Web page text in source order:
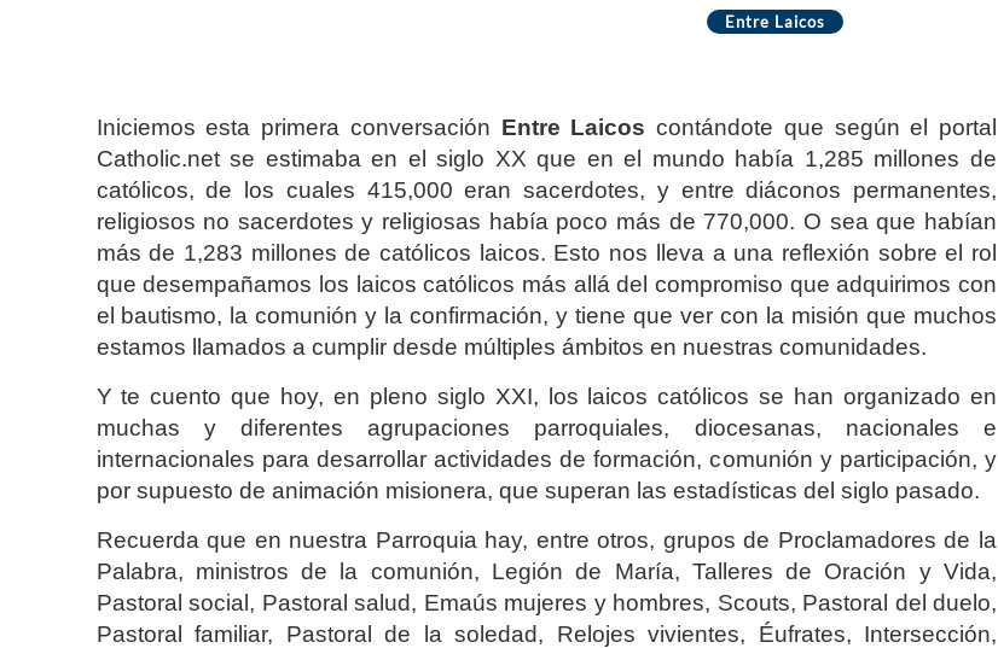
Entre Laicos
Iniciemos esta primera conversación Entre Laicos contándote que según el portal
Catholic.net se estimaba en el siglo XX que en el mundo había 1,285 millones de
católicos, de los cuales 415,000 eran sacerdotes, y entre diáconos permanentes,
religiosos no sacerdotes y religiosas había poco más de 770,000. O sea que habían
más de 1,283 millones de católicos laicos. Esto nos lleva a una reflexión sobre el rol
que desempañamos los laicos católicos más allá del compromiso que adquirimos con
el bautismo, la comunión y la confirmación, y tiene que ver con la misión que muchos
estamos llamados a cumplir desde múltiples ámbitos en nuestras comunidades.
Y te cuento que hoy, en pleno siglo XXI, los laicos católicos se han organizado en
muchas y diferentes agrupaciones parroquiales, diocesanas, nacionales e
internacionales para desarrollar actividades de formación, comunión y participación, y
por supuesto de animación misionera, que superan las estadísticas del siglo pasado.
Recuerda que en nuestra Parroquia hay, entre otros, grupos de Proclamadores de la
Palabra, ministros de la comunión, Legión de María, Talleres de Oración y Vida,
Pastoral social, Pastoral salud, Emaús mujeres y hombres, Scouts, Pastoral del duelo,
Pastoral familiar, Pastoral de la soledad, Relojes vivientes, Éufrates, Intersección,